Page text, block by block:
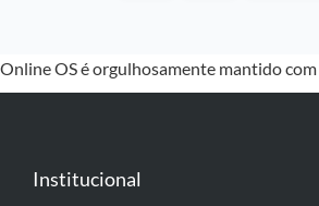
Online OS é orgulhosamente mantido com
Institucional